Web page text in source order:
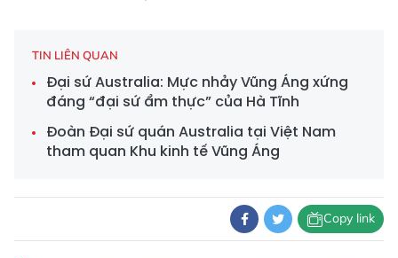
TIN LIÊN QUAN
Đại sứ Australia: Mực nhảy Vũng Áng xứng
đáng “đại sứ ẩm thực” của Hà Tĩnh
Đoàn Đại sứ quán Australia tại Việt Nam
tham quan Khu kinh tế Vũng Áng
Copy link